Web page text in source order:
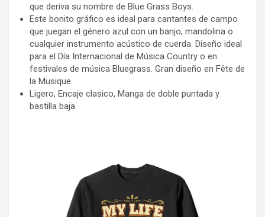
que deriva su nombre de Blue Grass Boys.
Este bonito gráfico es ideal para cantantes de campo
que juegan el género azul con un banjo, mandolina o
cualquier instrumento acústico de cuerda. Diseño ideal
para el Día Internacional de Música Country o en
festivales de música Bluegrass. Gran diseño en Fête de
la Musique.
Ligero, Encaje clasico, Manga de doble puntada y
bastilla baja